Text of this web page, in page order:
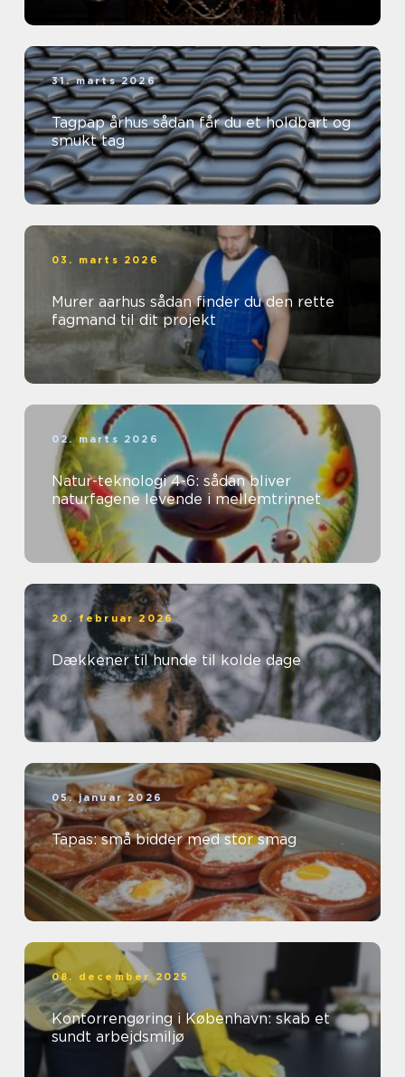
31. marts 2026
Tagpap århus sådan får du et holdbart og
smukt tag
03. marts 2026
Murer aarhus sådan finder du den rette
fagmand til dit projekt
02. marts 2026
Natur-teknologi 4-6: sådan bliver
naturfagene levende i mellemtrinnet
20. februar 2026
Dækkener til hunde til kolde dage
05. januar 2026
Tapas: små bidder med stor smag
08. december 2025
Kontorrengøring i København: skab et
sundt arbejdsmiljø